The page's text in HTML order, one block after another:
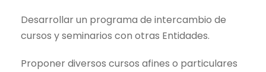
Desarrollar un programa de intercambio de
cursos y seminarios con otras Entidades.
Proponer diversos cursos afines o particulares